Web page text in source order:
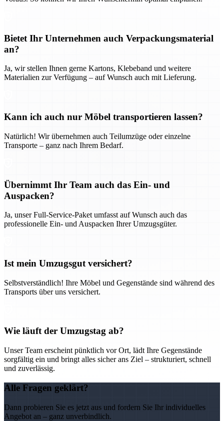
Bietet Ihr Unternehmen auch Verpackungsmaterial
an?
Ja, wir stellen Ihnen gerne Kartons, Klebeband und weitere
Materialien zur Verfügung – auf Wunsch auch mit Lieferung.
Kann ich auch nur Möbel transportieren lassen?
Natürlich! Wir übernehmen auch Teilumzüge oder einzelne
Transporte – ganz nach Ihrem Bedarf.
Übernimmt Ihr Team auch das Ein- und
Auspacken?
Ja, unser Full-Service-Paket umfasst auf Wunsch auch das
professionelle Ein- und Auspacken Ihrer Umzugsgüter.
Ist mein Umzugsgut versichert?
Selbstverständlich! Ihre Möbel und Gegenstände sind während des
Transports über uns versichert.
Wie läuft der Umzugstag ab?
Unser Team erscheint pünktlich vor Ort, lädt Ihre Gegenstände
sorgfältig ein und bringt alles sicher ans Ziel – strukturiert, schnell
und zuverlässig.
Alle Fragen geklärt?
Dann probieren Sie es jetzt aus und fordern Sie Ihr individuelles
Angebot an – ganz unverbindlich.